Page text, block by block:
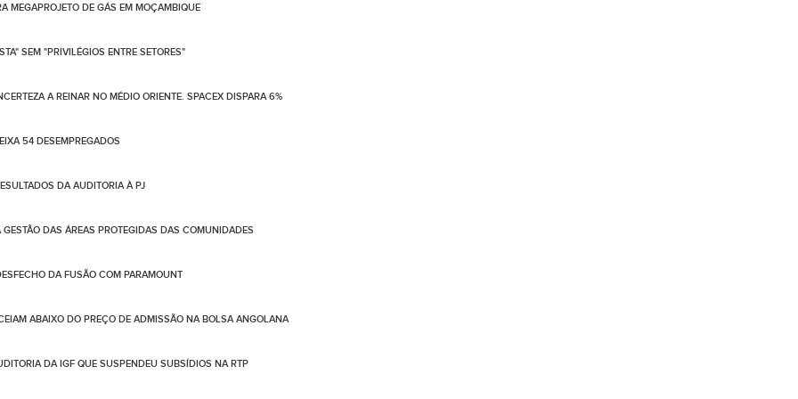
MEGAPROJETO DE GÁS EM MOÇAMBIQUE
SEM "PRIVILÉGIOS ENTRE SETORES"
A REINAR NO MÉDIO ORIENTE. SPACEX DISPARA 6%
54 DESEMPREGADOS
DA AUDITORIA À PJ
DAS ÁREAS PROTEGIDAS DAS COMUNIDADES
DA FUSÃO COM PARAMOUNT
ABAIXO DO PREÇO DE ADMISSÃO NA BOLSA ANGOLANA
DA IGF QUE SUSPENDEU SUBSÍDIOS NA RTP